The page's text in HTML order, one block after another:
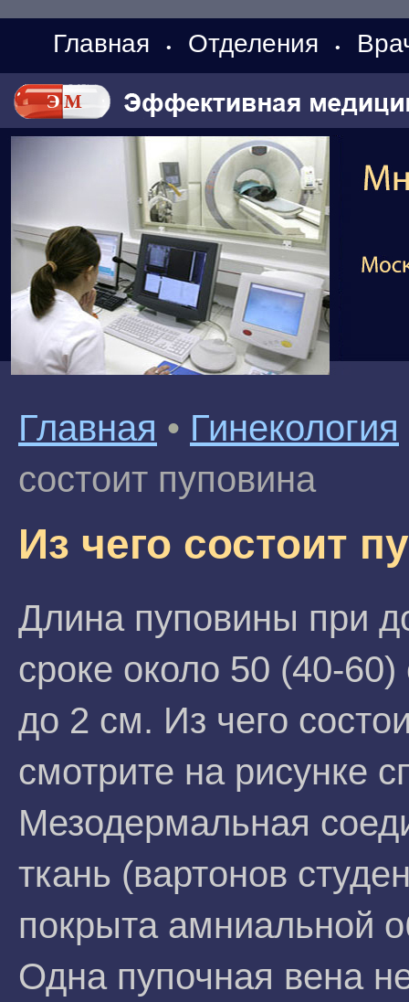
Главная • Отделения •
Главная • Гинекология
состоит пуповина
Из чего состоит
Длина пуповины при
сроке около 50 (40-
до 2 см. Из чего
смотрите на рисунке
Мезодермальная
ткань (вартонов
покрыта амниальной
Одна пупочная вена